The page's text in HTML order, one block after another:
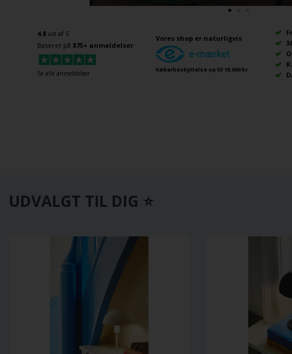
4.8 ud af 5
Baseret på 875+ anmeldelser
Se alle anmeldelser
Vores shop er naturligvis
Køberbeskyttelse op til 10.000 kr.
UDVALGT TIL DIG ⭐